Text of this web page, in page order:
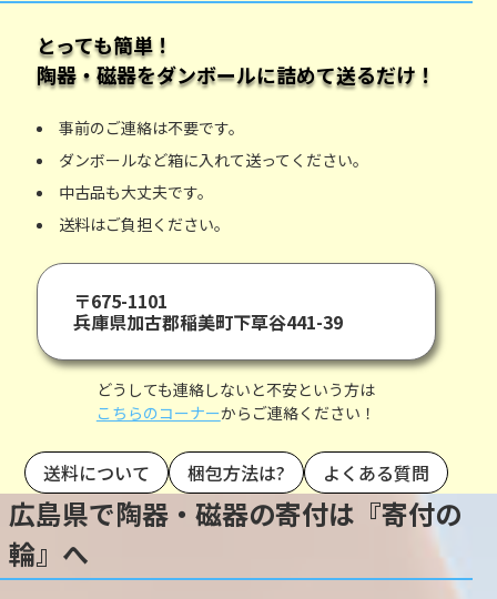
とっても簡単！
陶器・磁器をダンボールに詰めて送るだけ！
事前のご連絡は不要です。
ダンボールなど箱に入れて送ってください。
中古品も大丈夫です。
送料はご負担ください。
〒675-1101
兵庫県加古郡稲美町下草谷441-39
どうしても連絡しないと不安という方は
こちらのコーナーからご連絡ください！
送料について 梱包方法は? よくある質問
広島県で陶器・磁器の寄付は『寄付の
輪』へ